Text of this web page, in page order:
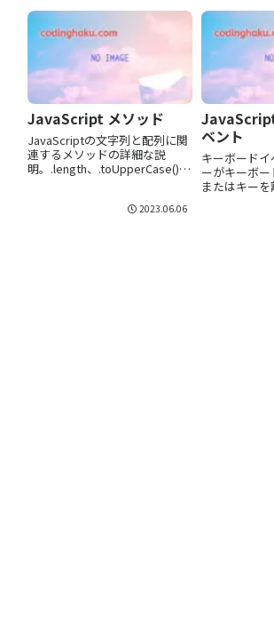
ったウェブページの動的な制御
をマスターしましょう。
しょう。
JavaScript メソッド
JavaScriptの文字列と配列に関
連するメソッドの詳細な説
明。.length、.toUpperCase()、.
.indexOf()、.lastIndexOf()の各
2023.06.06
ベント
キーボード
ーがキーボー
またはキー
ョンを行う
JavaScript